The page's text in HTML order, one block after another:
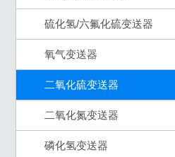
硫化氢/六氟化硫变送器
氧气变送器
二氧化硫变送器
二氧化氮变送器
磷化氢变送器